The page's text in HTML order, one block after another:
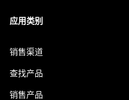
应用类别
销售渠道
查找产品
销售产品